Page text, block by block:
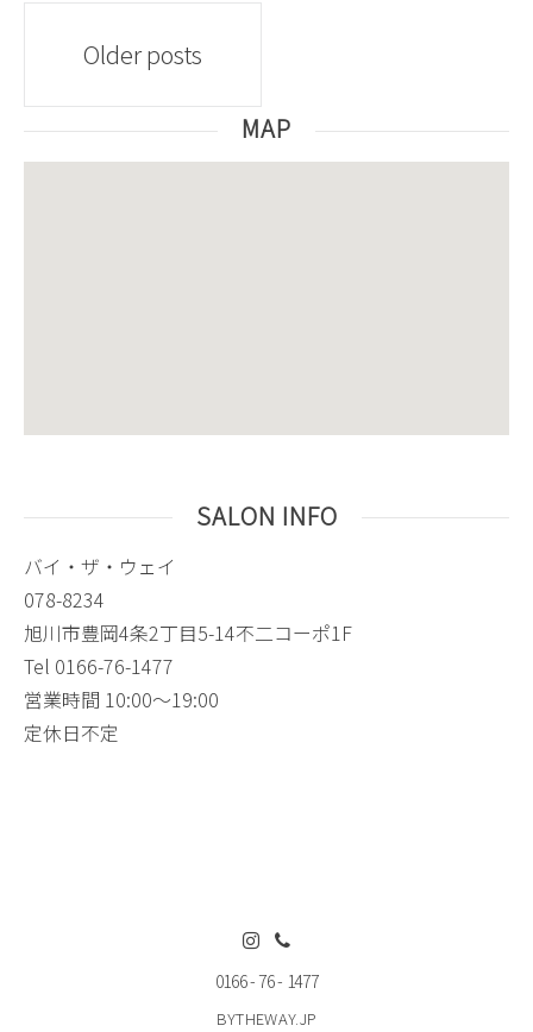
Posts
navigation
Older posts
MAP
SALON INFO
バイ・ザ・ウェイ
078-8234
旭川市豊岡4条2丁目5-14不二コーポ1F
Tel 0166-76-1477
営業時間 10:00〜19:00
定休日不定
0166 - 76 - 1477
BYTHEWAY.JP